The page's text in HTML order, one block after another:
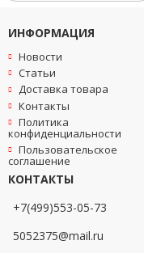
ИНФОРМАЦИЯ
Новости
Статьи
Доставка товара
Контакты
Политика
конфиденциальности
Пользовательское
соглашение
КОНТАКТЫ
+7(499)553-05-73
5052375@mail.ru